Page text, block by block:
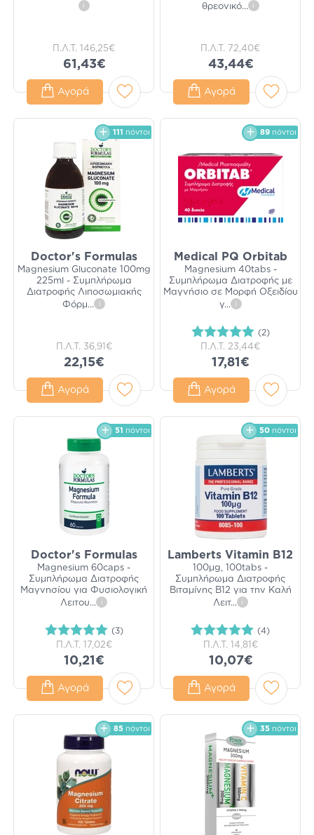
i
Π.Λ.Τ. 146,25€
61,43€
Αγορά
θρεονικό... i
Π.Λ.Τ. 72,40€
43,44€
Αγορά
111 πόντοι
Doctor's Formulas
Magnesium Gluconate 100mg
225ml - Συμπλήρωμα
Διατροφής Λιποσωμιακής
Φόρμ... i
Π.Λ.Τ. 36,91€
22,15€
Αγορά
89 πόντοι
Medical PQ Orbitab
Magnesium 40tabs -
Συμπλήρωμα Διατροφής με
Μαγνήσιο σε Μορφή Οξειδίου
γ... i
(2)
Π.Λ.Τ. 23,44€
17,81€
Αγορά
51 πόντοι
Doctor's Formulas
Magnesium 60caps -
Συμπλήρωμα Διατροφής
Μαγνησίου για Φυσιολογική
Λειτου... i
(3)
Π.Λ.Τ. 17,02€
10,21€
Αγορά
50 πόντοι
Lamberts Vitamin B12
100μg, 100tabs -
Συμπλήρωμα Διατροφής
Βιταμίνης Β12 για την Καλή
Λειτ... i
(4)
Π.Λ.Τ. 14,81€
10,07€
Αγορά
85 πόντοι 35 πόντοι